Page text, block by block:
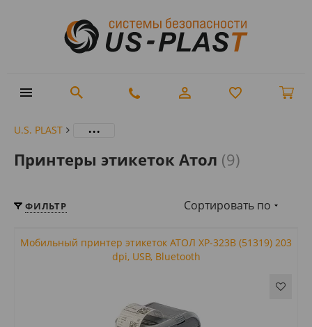
U.S. PLAST ...
Принтеры этикеток Атол (9)
ФИЛЬТР Сортировать по
Мобильный принтер этикеток АТОЛ XP-323B (51319) 203
dpi, USB, Bluetooth